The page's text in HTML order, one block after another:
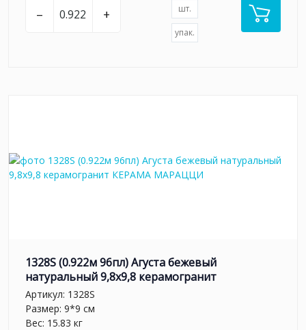
– + шт.
упак.
1328S (0.922м 96пл) Агуста бежевый
натуральный 9,8х9,8 керамогранит
Артикул: 1328S
Размер: 9*9 см
Вес: 15.83 кг